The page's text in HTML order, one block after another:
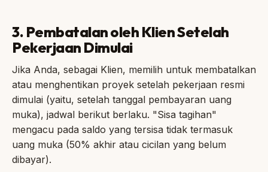
3. Pembatalan oleh Klien Setelah
Pekerjaan Dimulai
Jika Anda, sebagai Klien, memilih untuk membatalkan
atau menghentikan proyek setelah pekerjaan resmi
dimulai (yaitu, setelah tanggal pembayaran uang
muka), jadwal berikut berlaku. "Sisa tagihan"
mengacu pada saldo yang tersisa tidak termasuk
uang muka (50% akhir atau cicilan yang belum
dibayar).